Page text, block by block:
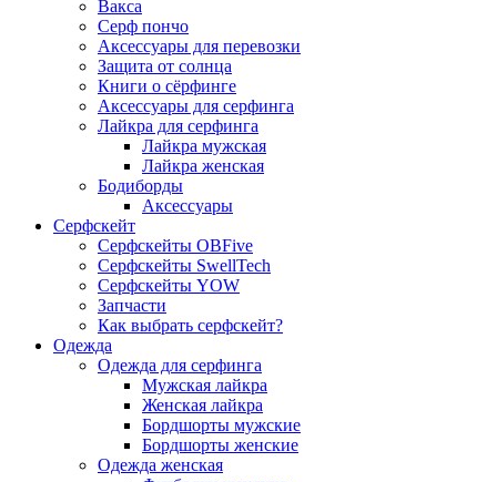
Вакса
Серф пончо
Аксессуары для перевозки
Защита от солнца
Книги о сёрфинге
Аксессуары для серфинга
Лайкра для серфинга
Лайкра мужская
Лайкра женская
Бодиборды
Аксессуары
Серфскейт
Серфскейты OBFive
Серфскейты SwellTech
Серфскейты YOW
Запчасти
Как выбрать серфскейт?
Одежда
Одежда для серфинга
Мужская лайкра
Женская лайкра
Бордшорты мужские
Бордшорты женские
Одежда женская